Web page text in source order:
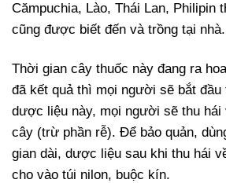
Cămpuchia, Lào, Thái Lan, Philipin
cũng được biết đến và trồng tại nhà.
Thời gian cây thuốc này đang ra
đã kết quả thì mọi người sẽ bắt
dược liệu này, mọi người sẽ thu hái
cây (trừ phần rễ). Để bảo quản,
gian dài, dược liệu sau khi thu hái
cho vào túi nilon, buộc kín.